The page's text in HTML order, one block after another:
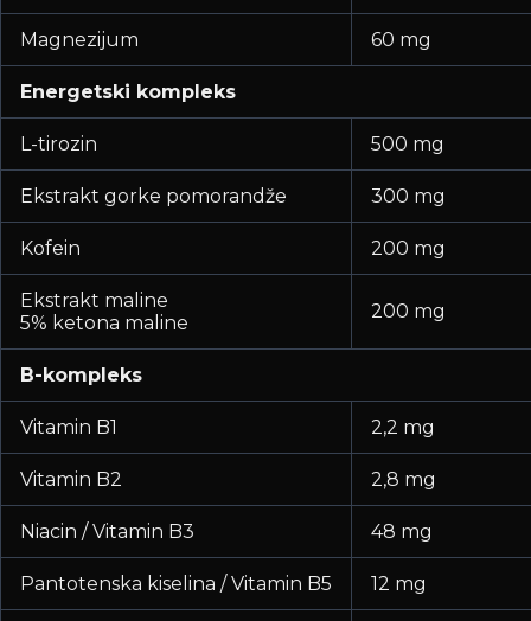
Magnezijum 60 mg
Energetski kompleks
L-tirozin 500 mg
Ekstrakt gorke pomorandže 300 mg
Kofein 200 mg
Ekstrakt maline
5% ketona maline
200 mg
B-kompleks
Vitamin B1 2,2 mg
Vitamin B2 2,8 mg
Niacin / Vitamin B3 48 mg
Pantotenska kiselina / Vitamin B5 12 mg